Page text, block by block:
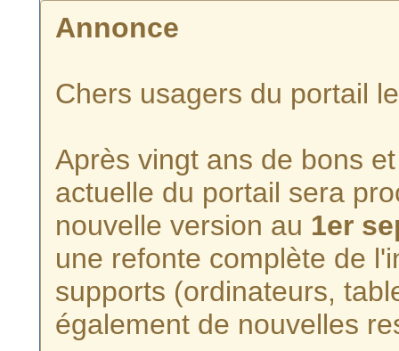
Annonce
Chers usagers du portail
Après vingt ans de bons
actuelle du portail sera
nouvelle version au 1er
une refonte complète de
supports (ordinateurs,
également de nouvelles